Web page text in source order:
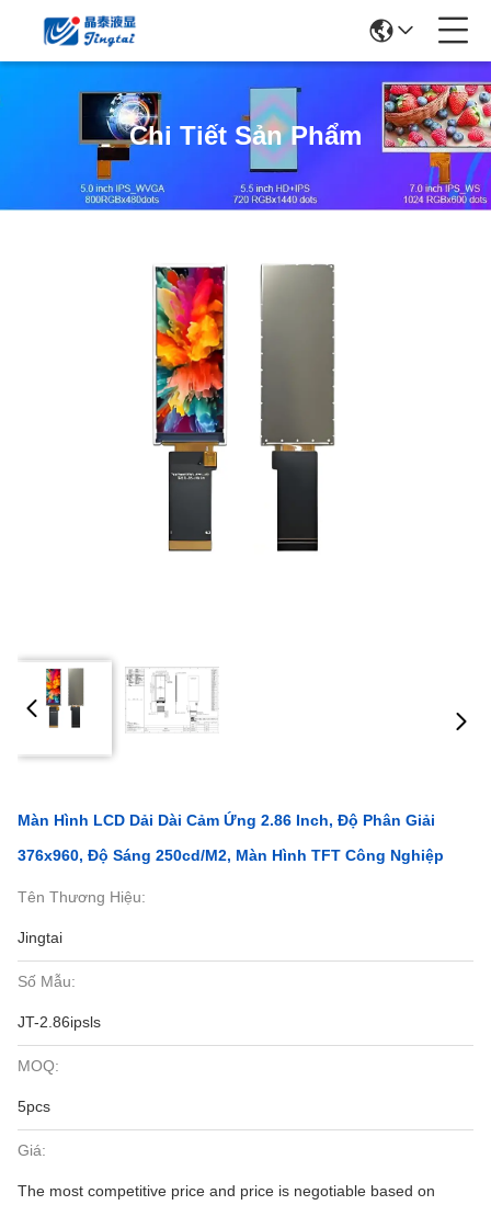
Chi Tiết Sản Phẩm
Màn Hình LCD Dải Dài Cảm Ứng 2.86 Inch, Độ Phân Giải
376x960, Độ Sáng 250cd/m2, Màn Hình TFT Công Nghiệp
Tên Thương Hiệu:
Jingtai
Số Mẫu:
JT-2.86ipsls
MOQ:
5pcs
Giá:
The most competitive price and price is negotiable based on